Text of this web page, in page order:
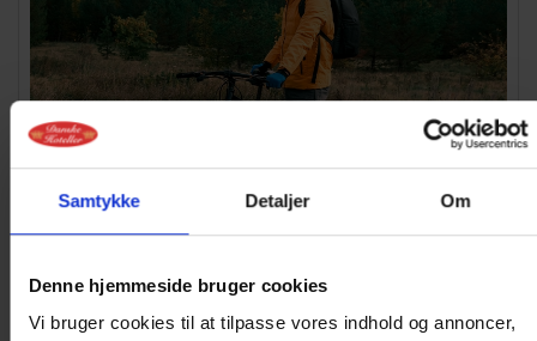
Samtykke Detaljer Om
Denne hjemmeside bruger cookies
Vi bruger cookies til at tilpasse vores indhold og annoncer,
et ophold på Hotel Pejsegården....